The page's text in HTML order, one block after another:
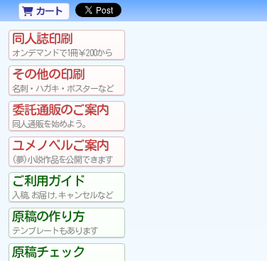
カート
同人誌印刷
オンデマンドで1冊￥200から
その他の印刷
名刺・ハガキ・ポスターなど
委託通販のご案内
同人通販を始めよう。
ユメノベルご案内
(夢)小説作品を公開できます
ご利用ガイド
入稿,お届け,キャンセルなど
原稿の作り方
テンプレートもあります
原稿チェック